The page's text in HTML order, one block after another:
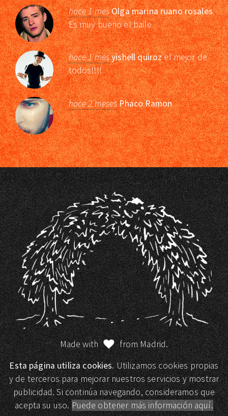
hace 1 mesOlga marina ruano rosales
Es muy bueno el baile
hace 1 mesyishell quirozel mejor de
todos!!!!
hace 2 mesesPhaco Ramon
Made with
from Madrid.
Esta página utiliza cookies.Utilizamos cookies propias
y de terceros para mejorar nuestros servicios y mostrar
publicidad. Si continúa navegando, consideramos que
acepta su uso.Puede obtener más información aquí.